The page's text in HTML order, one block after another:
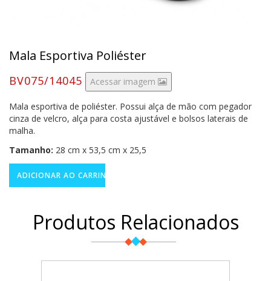
Mala Esportiva Poliéster
BV075/14045 Acessar imagem
Mala esportiva de poliéster. Possui alça de mão com pegador
cinza de velcro, alça para costa ajustável e bolsos laterais de
malha.
Tamanho: 28 cm x 53,5 cm x 25,5
Produtos Relacionados